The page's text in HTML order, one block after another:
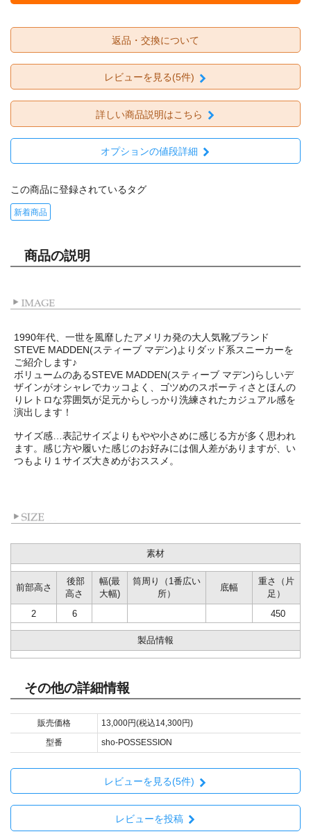
返品・交換について
レビューを見る(5件)
詳しい商品説明はこちら
オプションの値段詳細
この商品に登録されているタグ
新着商品
商品の説明
1990年代、一世を風靡したアメリカ発の大人気靴ブランド
STEVE MADDEN(スティーブ マデン)よりダッド系スニーカーを
ご紹介します♪
ボリュームのあるSTEVE MADDEN(スティーブ マデン)らしいデ
ザインがオシャレでカッコよく、ゴツめのスポーティさとほんの
りレトロな雰囲気が足元からしっかり洗練されたカジュアル感を
演出します！
サイズ感…表記サイズよりもやや小さめに感じる方が多く思われ
ます。感じ方や履いた感じのお好みには個人差がありますが、い
つもより１サイズ大きめがおススメ。
素材
前部高さ
後部
高さ
幅(最
大幅)
筒周り（1番広い
所）
底幅
重さ（片
足）
2
6 450
製品情報
その他の詳細情報
販売価格
13,000円(税込14,300円)
型番
sho-POSSESSION
レビューを見る(5件)
レビューを投稿